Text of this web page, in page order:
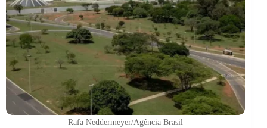
Rafa Neddermeyer/Agência Brasil